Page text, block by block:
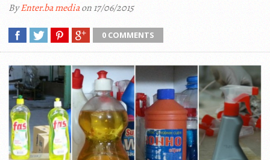
ByEnter.ba mediaon 17/06/2015
0 COMMENTS